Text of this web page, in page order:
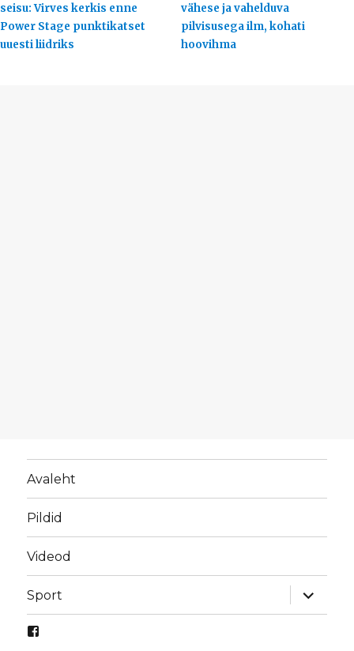
seisu: Virves kerkis enne
Power Stage punktikatset
uuesti liidriks
vähese ja vahelduva
pilvisusega ilm, kohati
hoovihma
Avaleht
Pildid
Videod
Sport
laienda